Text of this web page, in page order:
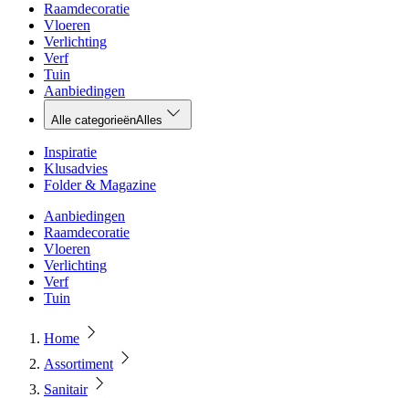
Raamdecoratie
Vloeren
Verlichting
Verf
Tuin
Aanbiedingen
Alle categorieënAlles
Inspiratie
Klusadvies
Folder & Magazine
Aanbiedingen
Raamdecoratie
Vloeren
Verlichting
Verf
Tuin
Home
Assortiment
Sanitair